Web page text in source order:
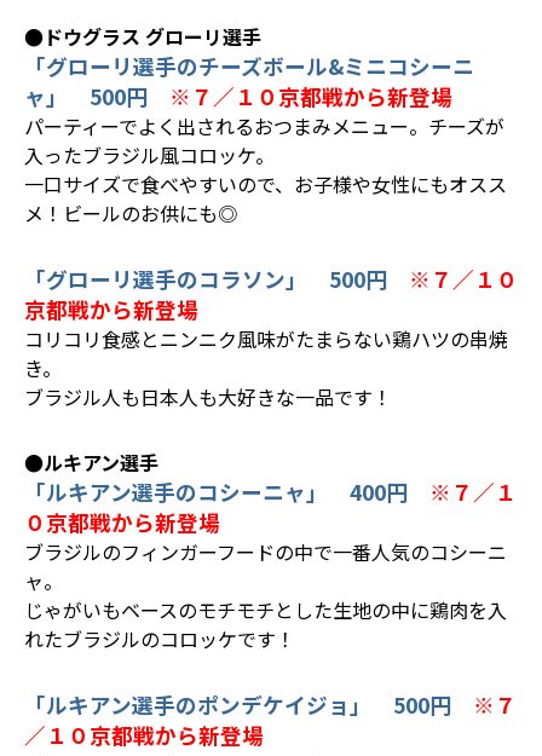
●ドウグラス グローリ選手
「グローリ選手のチーズボール&ミニコシーニ
ャ」 500円 ※７／１０京都戦から新登場
パーティーでよく出されるおつまみメニュー。チーズが
入ったブラジル風コロッケ。
一口サイズで食べやすいので、お子様や女性にもオスス
メ！ビールのお供にも◎
「グローリ選手のコラソン」 500円 ※７／１０
京都戦から新登場
コリコリ食感とニンニク風味がたまらない鶏ハツの串焼
き。
ブラジル人も日本人も大好きな一品です！
●ルキアン選手
「ルキアン選手のコシーニャ」 400円 ※７／１
０京都戦から新登場
ブラジルのフィンガーフードの中で一番人気のコシーニ
ャ。
じゃがいもベースのモチモチとした生地の中に鶏肉を入
れたブラジルのコロッケです！
「ルキアン選手のポンデケイジョ」 500円 ※７
／１０京都戦から新登場